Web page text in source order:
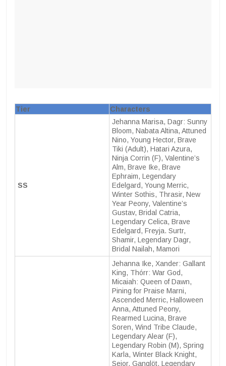
Tier Characters
SS
Jehanna Marisa, Dagr: Sunny
Bloom, Nabata Altina, Attuned
Nino, Young Hector, Brave
Tiki (Adult), Hatari Azura,
Ninja Corrin (F), Valentine’s
Alm, Brave Ike, Brave
Ephraim, Legendary
Edelgard, Young Merric,
Winter Sothis, Thrasir, New
Year Peony, Valentine’s
Gustav, Bridal Catria,
Legendary Celica, Brave
Edelgard, Freyja. Surtr,
Shamir, Legendary Dagr,
Bridal Nailah, Mamori
Jehanna Ike, Xander: Gallant
King, Thórr: War God,
Micaiah: Queen of Dawn,
Pining for Praise Marni,
Ascended Merric, Halloween
Anna, Attuned Peony,
Rearmed Lucina, Brave
Soren, Wind Tribe Claude,
Legendary Alear (F),
Legendary Robin (M), Spring
Karla, Winter Black Knight,
Seior, Ganglöt, Legendary